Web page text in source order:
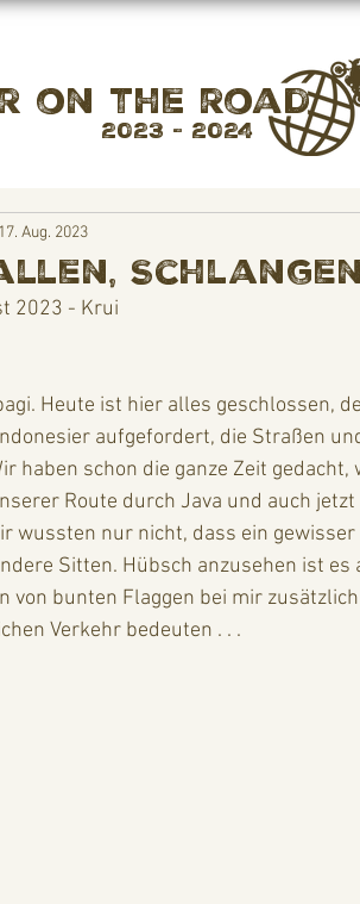
on the road
2023 - 2024
17. Aug. 2023
2023 - Krui
Heute ist hier alles geschlossen,
aufgefordert, die Straßen
haben schon die ganze Zeit
Route durch Java und auch
wussten nur nicht, dass ein
Sitten. Hübsch anzusehen ist
von bunten Flaggen bei mir
Verkehr bedeuten . . .